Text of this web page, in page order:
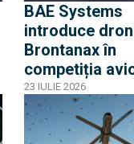
BAE Systems
introduce
Brontanax în
competiția
fără pilot:
Britanii pentru
de vânătoare
23 IULIE 2026